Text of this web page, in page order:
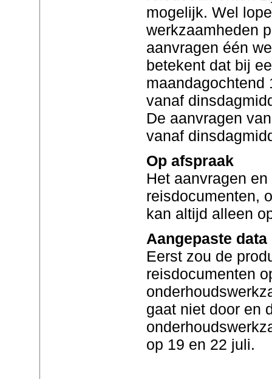
mogelijk. Wel
werkzaamheden
aanvragen één
betekent dat bij
maandagochtend
vanaf
De aanvragen
vanaf
Op afspraak
Het aanvragen
reisdocumenten,
kan altijd alleen
Aangepaste data
Eerst zou de
reisdocumenten
gaat niet door en
op 19 en 22 juli.